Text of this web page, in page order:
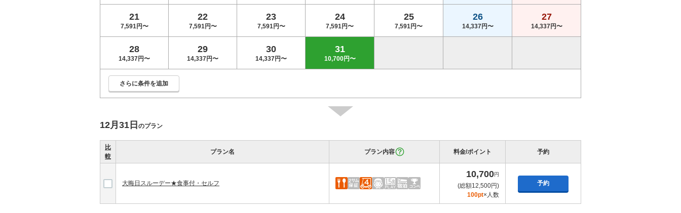
21
7,591円〜
22
7,591円〜
23
7,591円〜
24
7,591円〜
25
7,591円〜
26
14,337円〜
27
14,337円〜
28
14,337円〜
29
14,337円〜
30
14,337円〜
31
10,700円〜
さらに条件を追加
12月31日 のプラン
比
較
プラン名 プラン内容 料金/ポイント 予約
大晦日スルーデー★食事付・セルフ
10,700円
(総額12,500円)
100pt×人数
予約